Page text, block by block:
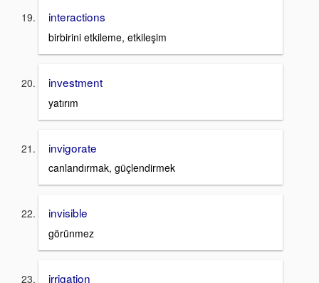
interactions
birbirini etkileme, etkileşim
investment
yatırım
invigorate
canlandırmak, güçlendirmek
invisible
görünmez
irrigation